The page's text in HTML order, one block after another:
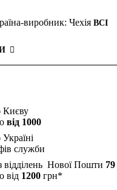
Києву
від 1000
служби
відділень Нової Пошти 79
від 1200 грн*
виробник: Чехія ВСІ